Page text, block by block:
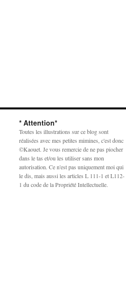
* Attention*
Toutes les illustrations sur ce blog sont
réalisées avec mes petites mimines, c'est donc
©Kaouet. Je vous remercie de ne pas piocher
dans le tas et/ou les utiliser sans mon
autorisation. Ce n'est pas uniquement moi qui
le dis, mais aussi les articles L 111-1 et L112-
1 du code de la Propriété Intellectuelle.